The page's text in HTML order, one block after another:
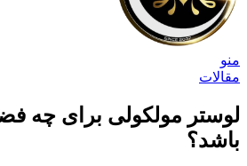
منو
مقالات
لوستر مولکولی برای چه
باشد؟